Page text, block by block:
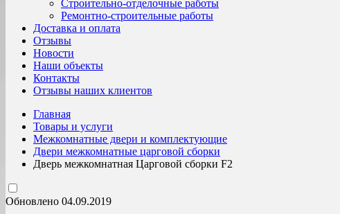
Строительно-отделочные работы
Ремонтно-строительные работы
Доставка и оплата
Отзывы
Новости
Наши объекты
Контакты
Отзывы наших клиентов
Главная
Товары и услуги
Межкомнатные двери и комплектующие
Двери межкомнатные царговой сборки
Дверь межкомнатная Царговой сборки F2
Обновлено 04.09.2019